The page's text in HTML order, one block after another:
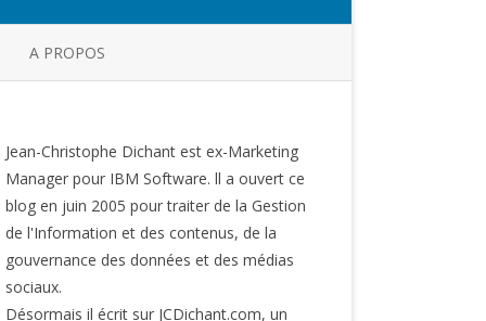
A PROPOS
Jean-Christophe Dichant est ex-Marketing
Manager pour IBM Software. ll a ouvert ce
blog en juin 2005 pour traiter de la Gestion
de l'Information et des contenus, de la
gouvernance des données et des médias
sociaux.
Désormais il écrit sur JCDichant.com, un